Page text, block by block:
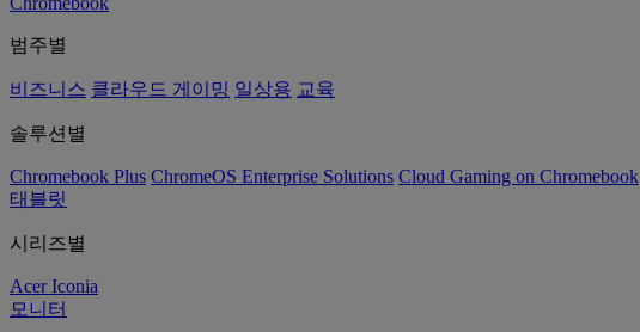
범주별
비즈니스 클라우드 게이밍 일상용 교육
솔루션별
Chromebook Plus ChromeOS Enterprise Solutions Cloud Gaming on Chromebook
태블릿
시리즈별
Acer Iconia
모니터